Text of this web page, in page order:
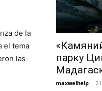
de la
el tema
las
парку
maxwelhelp -